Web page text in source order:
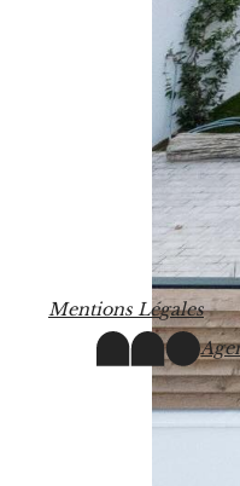
Mentions Légales